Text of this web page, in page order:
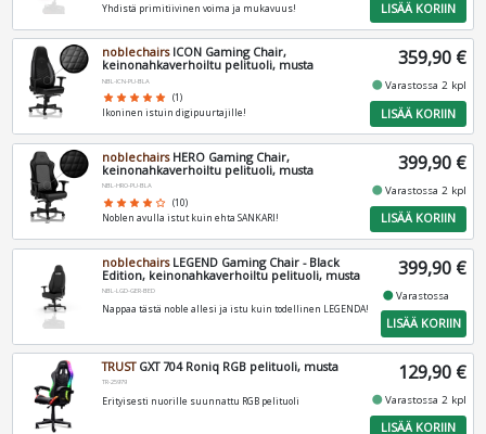
Yhdistä primitiivinen voima ja mukavuus! LISÄÄ KORIIN
noblechairsICON Gaming Chair,
keinonahkaverhoiltu pelituoli, musta
NBL-ICN-PU-BLA
star star star star star (1)
Ikoninen istuin digipuurtajille!
359,90 €
fiber_manual_recordVarastossa 2 kpl
LISÄÄ KORIIN
noblechairsHERO Gaming Chair,
keinonahkaverhoiltu pelituoli, musta
NBL-HRO-PU-BLA
star star star star star_border (10)
Noblen avulla istut kuin ehta SANKARI!
399,90 €
fiber_manual_recordVarastossa 2 kpl
LISÄÄ KORIIN
noblechairsLEGEND Gaming Chair - Black
Edition, keinonahkaverhoiltu pelituoli, musta
NBL-LGD-GER-BED
Nappaa tästä noble allesi ja istu kuin todellinen LEGENDA!
399,90 €
fiber_manual_recordVarastossa
LISÄÄ KORIIN
TRUSTGXT 704 Roniq RGB pelituoli, musta
TR-25979
Erityisesti nuorille suunnattu RGB pelituoli
129,90 €
fiber_manual_recordVarastossa 2 kpl
LISÄÄ KORIIN